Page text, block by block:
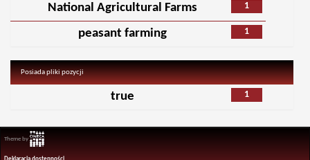
1
National Agricultural Farms
1
peasant farming
Posiada pliki pozycji
1
true
Theme by